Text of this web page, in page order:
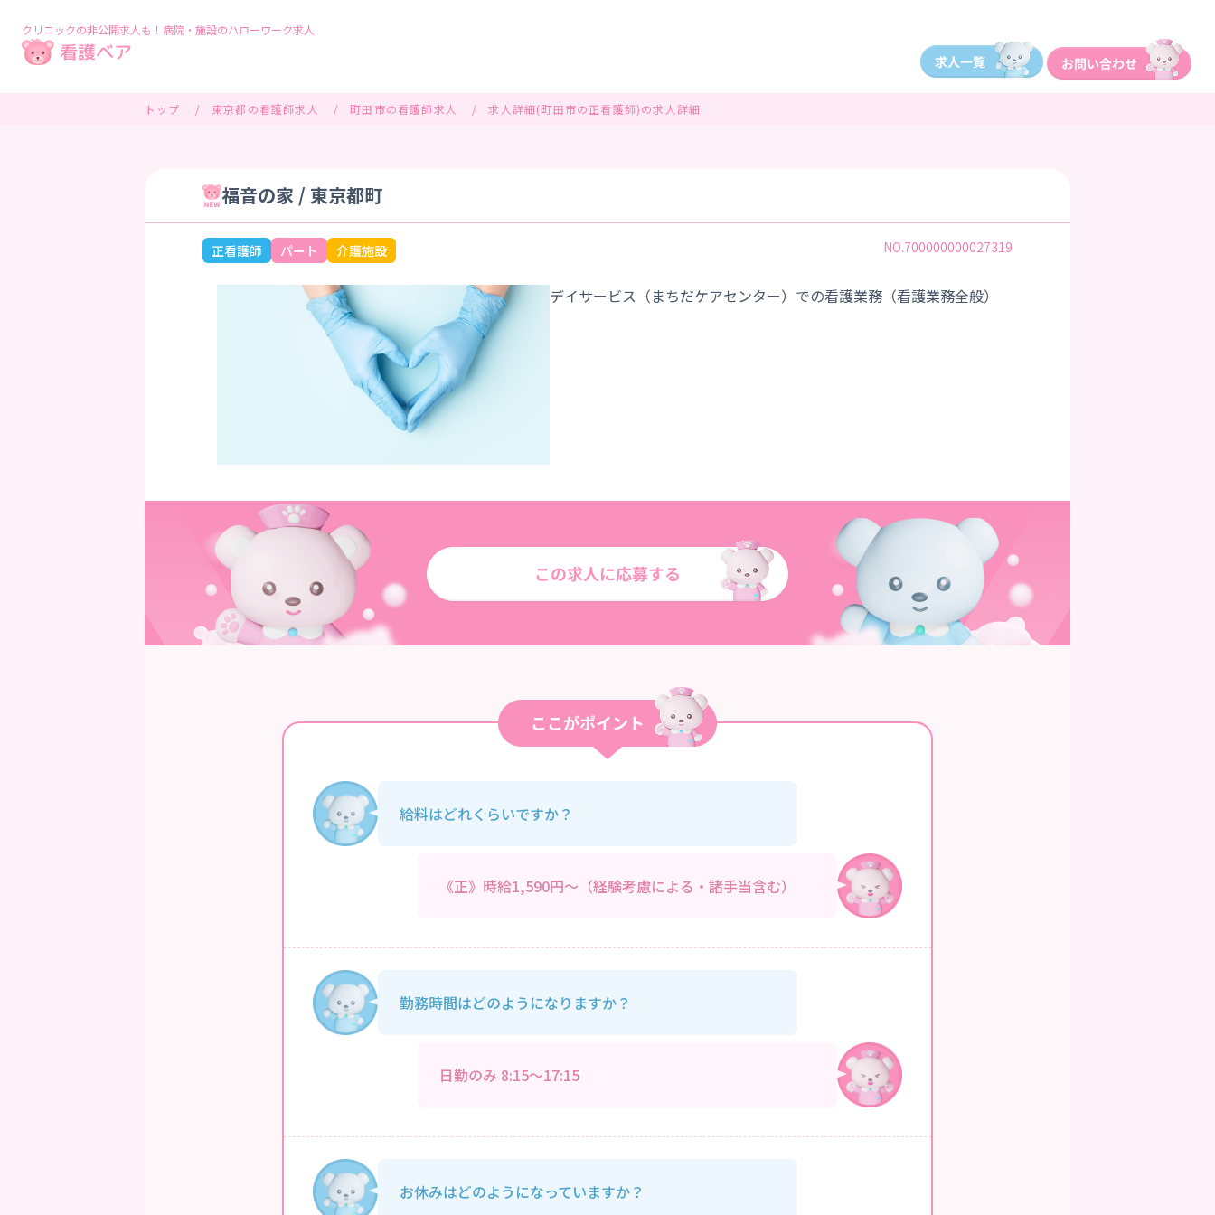
クリニックの非公開求人も！病院・施設のハローワーク求人
トップ 東京都の看護師求人 町田市の看護師求人 求人詳細(町田市の正看護師)の求人詳細
福音の家 / 東京都町
正看護師 パート 介護施設 NO.700000000027319
給料はどれくらいですか？
《正》時給1,590円～（経験考慮による・諸手当含む）
勤務時間はどのようになりますか？
日勤のみ 8:15～17:15
お休みはどのようになっていますか？